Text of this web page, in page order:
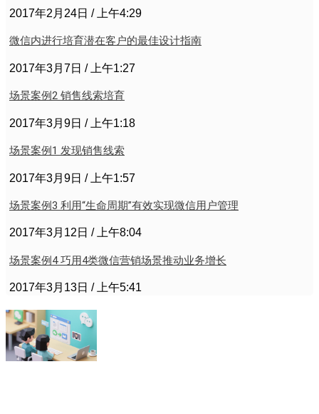
2017年2月24日 上午4:29
微信内进行培育潜在客户的最佳设计指南
2017年3月7日 上午1:27
场景案例2 销售线索培育
2017年3月9日 上午1:18
场景案例1 发现销售线索
2017年3月9日 上午1:57
场景案例3 利用“生命周期”有效实现微信用户管理
2017年3月12日 上午8:04
场景案例4 巧用4类微信营销场景推动业务增长
2017年3月13日 上午5:41